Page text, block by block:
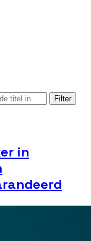
Filter
in